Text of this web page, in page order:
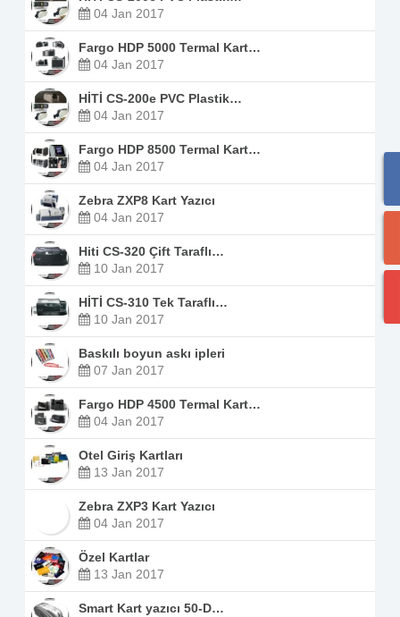
04 Jan 2017
Fargo HDP 5000 Termal Kart…
04 Jan 2017
HİTİ CS-200e PVC Plastik…
04 Jan 2017
Fargo HDP 8500 Termal Kart…
04 Jan 2017
Zebra ZXP8 Kart Yazıcı
04 Jan 2017
Hiti CS-320 Çift Taraflı…
10 Jan 2017
HİTİ CS-310 Tek Taraflı…
10 Jan 2017
Baskılı boyun askı ipleri
07 Jan 2017
Fargo HDP 4500 Termal Kart…
04 Jan 2017
Otel Giriş Kartları
13 Jan 2017
Zebra ZXP3 Kart Yazıcı
04 Jan 2017
Özel Kartlar
13 Jan 2017
Smart Kart yazıcı 50-D…